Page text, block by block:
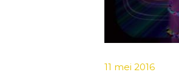
11 mei 2016